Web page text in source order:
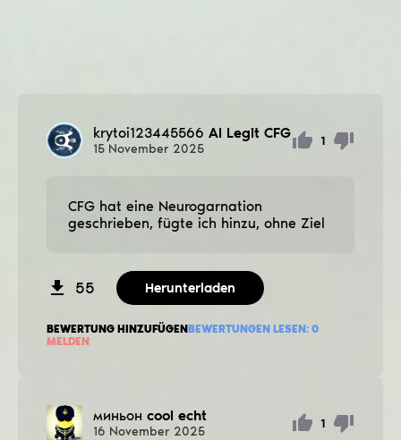
krytoi123445566 AI Legit CFG
15 November 2025
1
CFG hat eine Neurogarnation
geschrieben, fügte ich hinzu, ohne Ziel
55 Herunterladen
BEWERTUNG HINZUFÜGENBEWERTUNGEN LESEN: 0
MELDEN
миньон cool echt
16 November 2025
1